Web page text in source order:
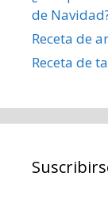
de
Receta de
Receta de